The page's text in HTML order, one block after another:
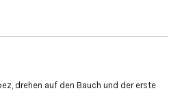
drehen auf den Bauch und der erste